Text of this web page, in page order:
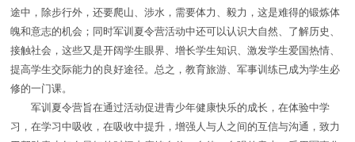
途中，除步行外，还要爬山、涉水，需要体力、毅力，这是难得的锻炼体
魄和意志的机会；同时军训夏令营活动中还可以认识大自然、了解历史、
接触社会，这些又是开阔学生眼界、增长学生知识、激发学生爱国热情、
提高学生交际能力的良好途径。总之，教育旅游、军事训练已成为学生必
修的一门课。
军训夏令营旨在通过活动促进青少年健康快乐的成长，在体验中学
习，在学习中吸收，在吸收中提升，增强人与人之间的互信与沟通，致力